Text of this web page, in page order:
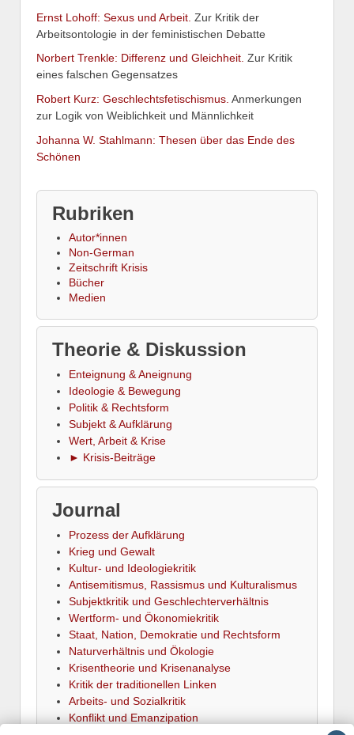
Ernst Lohoff: Sexus und Arbeit. Zur Kritik der
Arbeitsontologie in der feministischen Debatte
Norbert Trenkle: Differenz und Gleichheit. Zur Kritik
eines falschen Gegensatzes
Robert Kurz: Geschlechtsfetischismus. Anmerkungen
zur Logik von Weiblichkeit und Männlichkeit
Johanna W. Stahlmann: Thesen über das Ende des
Schönen
Rubriken
Autor*innen
Non-German
Zeitschrift Krisis
Bücher
Medien
Theorie & Diskussion
Enteignung & Aneignung
Ideologie & Bewegung
Politik & Rechtsform
Subjekt & Aufklärung
Wert, Arbeit & Krise
► Krisis-Beiträge
Journal
Prozess der Aufklärung
Krieg und Gewalt
Kultur- und Ideologiekritik
Antisemitismus, Rassismus und Kulturalismus
Subjektkritik und Geschlechterverhältnis
Wertform- und Ökonomiekritik
Staat, Nation, Demokratie und Rechtsform
Naturverhältnis und Ökologie
Krisentheorie und Krisenanalyse
Kritik der traditionellen Linken
Arbeits- und Sozialkritik
Konflikt und Emanzipation